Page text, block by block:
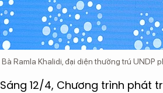
Bà Ramla Khalidi, đại diện thường trú UNDP
Sáng 12/4, Chương trình phát